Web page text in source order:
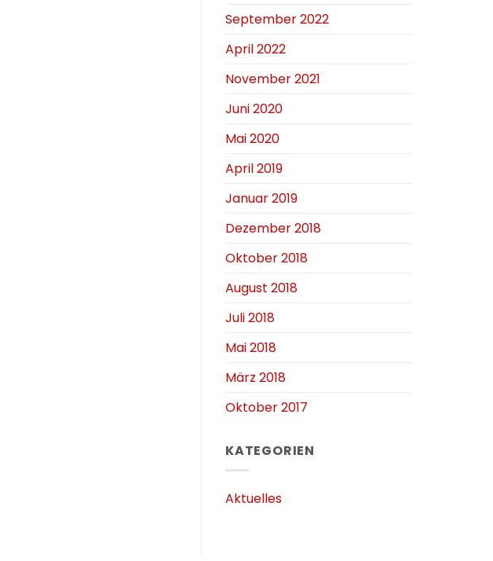
September 2022
April 2022
November 2021
Juni 2020
Mai 2020
April 2019
Januar 2019
Dezember 2018
Oktober 2018
August 2018
Juli 2018
Mai 2018
März 2018
Oktober 2017
KATEGORIEN
Aktuelles